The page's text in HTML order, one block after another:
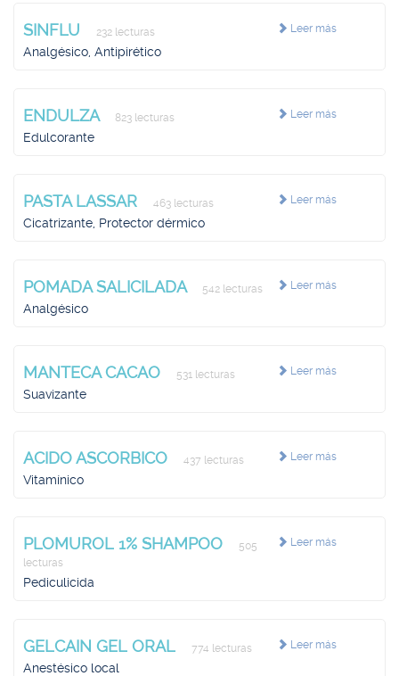
Leer más
SINFLU 232 lecturas
Analgésico, Antipirético
Leer más
ENDULZA 823 lecturas
Edulcorante
Leer más
PASTA LASSAR 463 lecturas
Cicatrizante, Protector dérmico
Leer más
POMADA SALICILADA 542 lecturas
Analgésico
Leer más
MANTECA CACAO 531 lecturas
Suavizante
Leer más
ACIDO ASCORBICO 437 lecturas
Vitamínico
Leer más
PLOMUROL 1% SHAMPOO
505
lecturas
Pediculicida
Leer más
GELCAIN GEL ORAL 774 lecturas
Anestésico local